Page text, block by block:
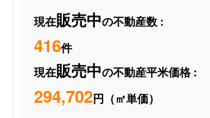
現在販売中の不動産数 :
416件
現在販売中の不動産平米価格 :
294,702円（㎡単価）